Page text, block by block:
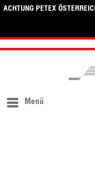
ACHTUNG PETEX
Menü